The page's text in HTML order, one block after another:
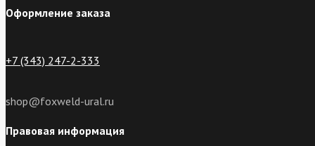
Оформление заказа
+7 (343) 247-2-333
shop@foxweld-ural.ru
Правовая информация